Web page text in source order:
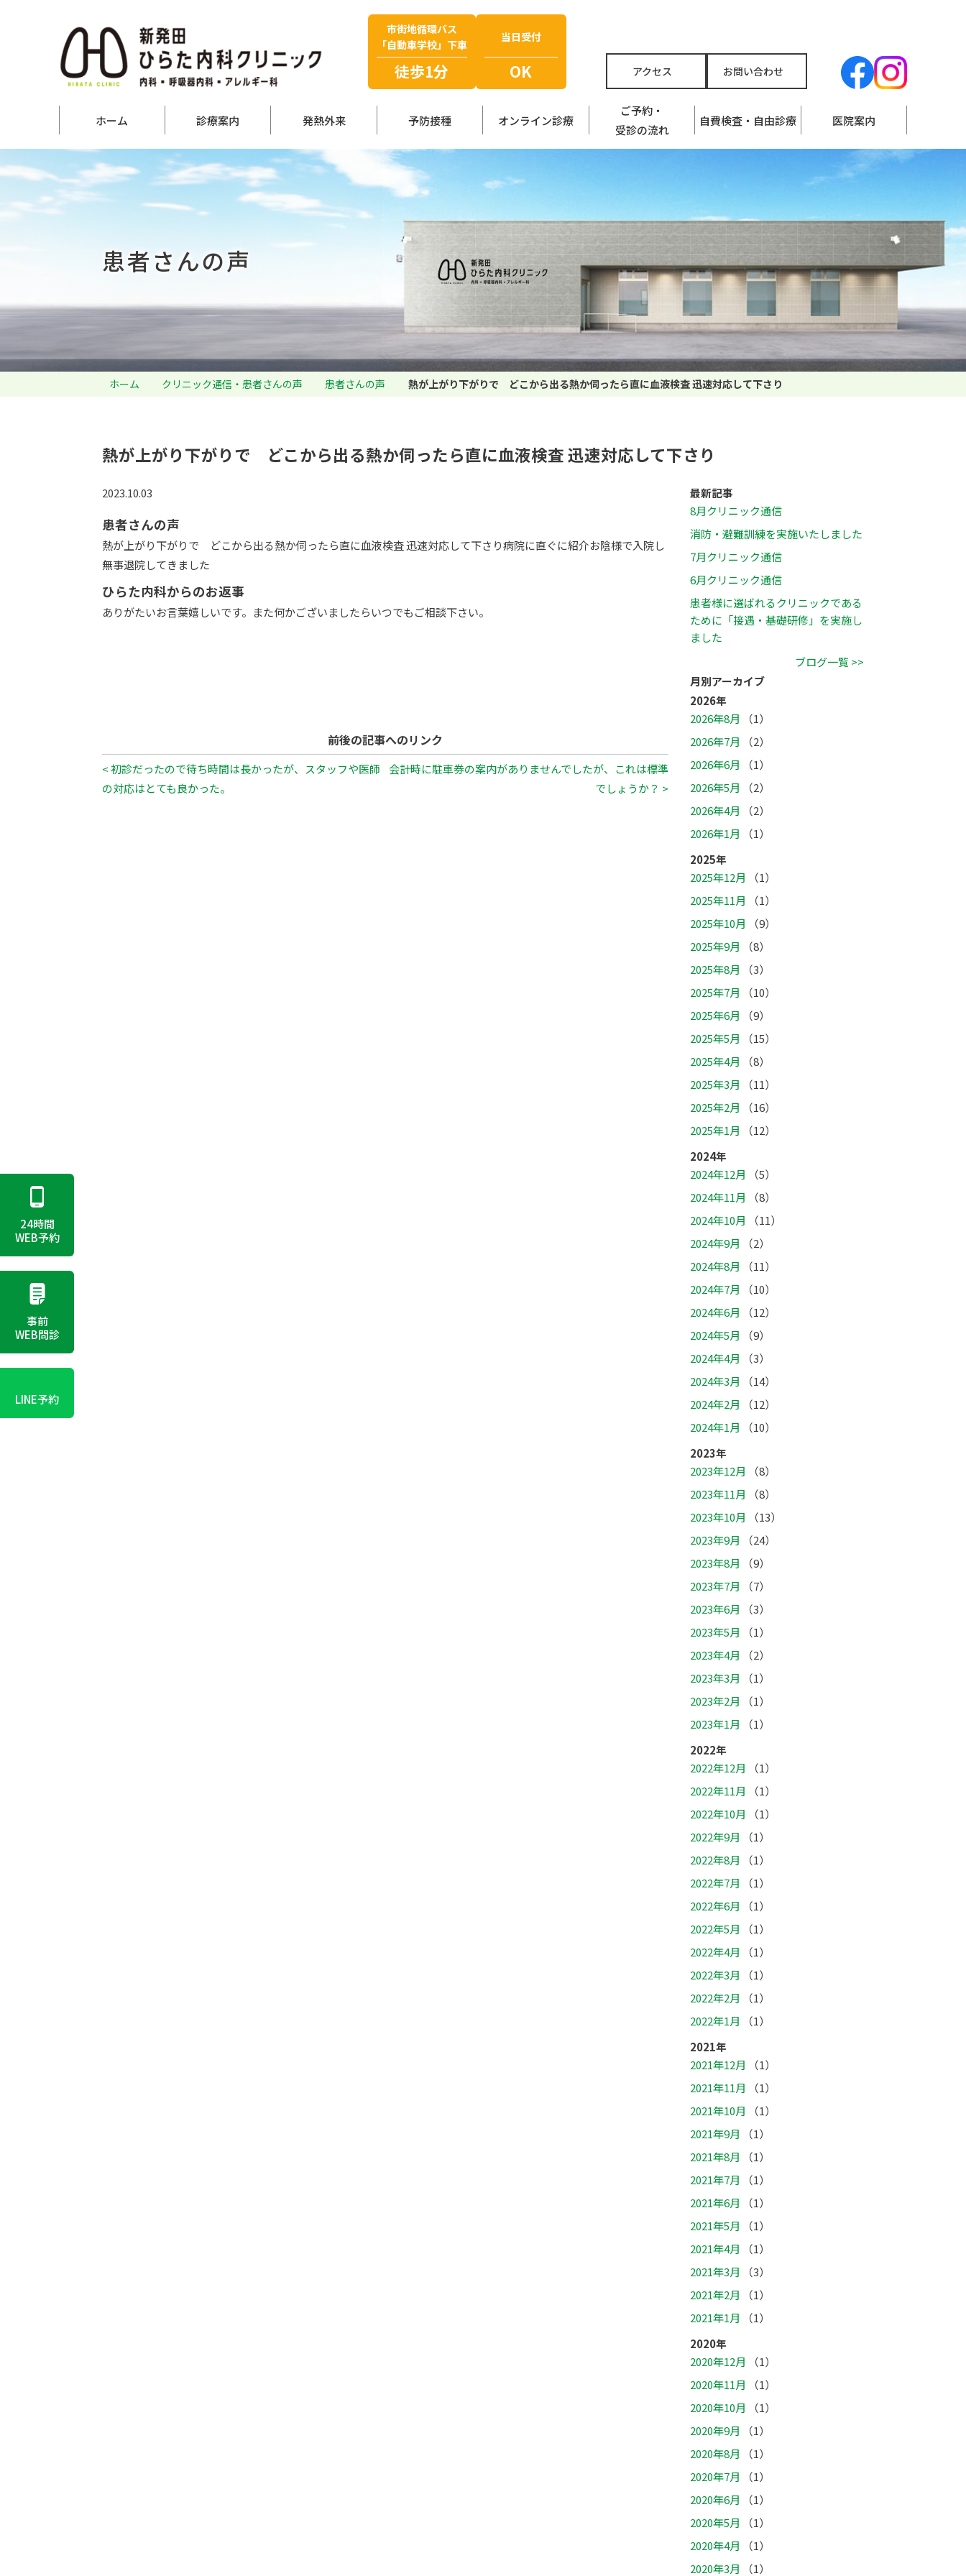
市街地循環バス
「自動車学校」下車
徒歩1分
当日受付
OK アクセス お問い合わせ
ホーム 診療案内 発熱外来 予防接種 オンライン診療
ご予約・
受診の流れ
自費検査・自由診療 医院案内
患者さんの声
ホーム クリニック通信・患者さんの声 患者さんの声 熱が上がり下がりで どこから出る熱か伺ったら直に血液検査 迅速対応して下さり
熱が上がり下がりで どこから出る熱か伺ったら直に血液検査 迅速対応して下さり
2023.10.03
患者さんの声
熱が上がり下がりで どこから出る熱か伺ったら直に血液検査 迅速対応して下さり病院に直ぐに紹介お陰様で入院し
無事退院してきました
ひらた内科からのお返事
ありがたいお言葉嬉しいです。また何かございましたらいつでもご相談下さい。
前後の記事へのリンク
< 初診だったので待ち時間は長かったが、スタッフや医師
の対応はとても良かった。
会計時に駐車券の案内がありませんでしたが、これは標準
でしょうか？ >
最新記事
8月クリニック通信
消防・避難訓練を実施いたしました
7月クリニック通信
6月クリニック通信
患者様に選ばれるクリニックである
ために「接遇・基礎研修」を実施し
ました
ブログ一覧 >>
月別アーカイブ
2026年
2026年8月
（1）
2026年7月
（2）
2026年6月
（1）
2026年5月
（2）
2026年4月
（2）
2026年1月
（1）
2025年
2025年12月
（1）
2025年11月
（1）
2025年10月
（9）
2025年9月
（8）
2025年8月
（3）
2025年7月
（10）
2025年6月
（9）
2025年5月
（15）
2025年4月
（8）
2025年3月
（11）
2025年2月
（16）
2025年1月
（12）
2024年
2024年12月
（5）
2024年11月
（8）
2024年10月
（11）
2024年9月
（2）
2024年8月
（11）
2024年7月
（10）
2024年6月
（12）
2024年5月
（9）
2024年4月
（3）
2024年3月
（14）
2024年2月
（12）
2024年1月
（10）
2023年
2023年12月
（8）
2023年11月
（8）
2023年10月
（13）
2023年9月
（24）
2023年8月
（9）
2023年7月
（7）
2023年6月
（3）
2023年5月
（1）
2023年4月
（2）
2023年3月
（1）
2023年2月
（1）
2023年1月
（1）
2022年
2022年12月
（1）
2022年11月
（1）
2022年10月
（1）
2022年9月
（1）
2022年8月
（1）
2022年7月
（1）
2022年6月
（1）
2022年5月
（1）
2022年4月
（1）
2022年3月
（1）
2022年2月
（1）
2022年1月
（1）
2021年
2021年12月
（1）
2021年11月
（1）
2021年10月
（1）
2021年9月
（1）
2021年8月
（1）
2021年7月
（1）
2021年6月
（1）
2021年5月
（1）
2021年4月
（1）
2021年3月
（3）
2021年2月
（1）
2021年1月
（1）
2020年
2020年12月
（1）
2020年11月
（1）
2020年10月
（1）
2020年9月
（1）
2020年8月
（1）
2020年7月
（1）
2020年6月
（1）
2020年5月
（1）
2020年4月
（1）
2020年3月
（1）
24時間
WEB予約
事前
WEB問診
LINE予約